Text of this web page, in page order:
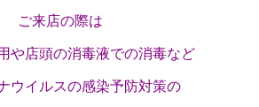
ご来店の際は
や店頭の消毒液での消毒など
ウイルスの感染予防対策の